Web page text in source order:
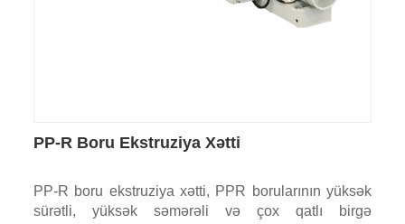
PP-R Boru Ekstruziya Xətti
PP-R boru ekstruziya xətti, PPR borularının yüksək
sürətli, yüksək səmərəli və çox qatlı birgə